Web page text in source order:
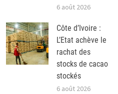
6 août 2026
Côte d’Ivoire :
L’Etat achève le
rachat des
stocks de cacao
stockés
6 août 2026